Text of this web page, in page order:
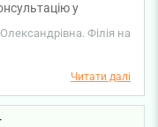
у
коли час твоєі
((((
Філія на
Читати далі